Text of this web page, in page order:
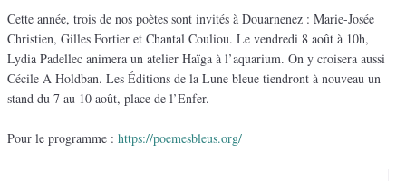
Cette année, trois de nos poètes sont invités à Douarnenez : Marie-Josée
Christien, Gilles Fortier et Chantal Couliou. Le vendredi 8 août à 10h,
Lydia Padellec animera un atelier Haïga à l’aquarium. On y croisera aussi
Cécile A Holdban. Les Éditions de la Lune bleue tiendront à nouveau un
stand du 7 au 10 août, place de l’Enfer.
Pour le programme : https://poemesbleus.org/